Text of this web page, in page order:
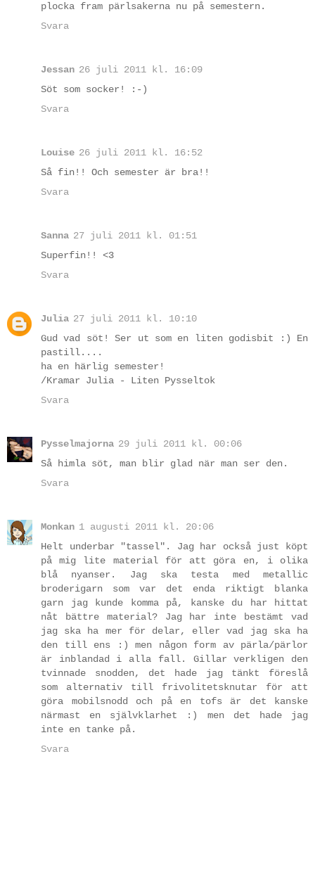
plocka fram pärlsakerna nu på semestern.
Svara
Jessan 26 juli 2011 kl. 16:09
Söt som socker! :-)
Svara
Louise 26 juli 2011 kl. 16:52
Så fin!! Och semester är bra!!
Svara
Sanna 27 juli 2011 kl. 01:51
Superfin!! <3
Svara
Julia 27 juli 2011 kl. 10:10
Gud vad söt! Ser ut som en liten godisbit :) En
pastill....
ha en härlig semester!
/Kramar Julia - Liten Pysseltok
Svara
Pysselmajorna 29 juli 2011 kl. 00:06
Så himla söt, man blir glad när man ser den.
Svara
Monkan 1 augusti 2011 kl. 20:06
Helt underbar "tassel". Jag har också just köpt
på mig lite material för att göra en, i olika
blå nyanser. Jag ska testa med metallic
broderigarn som var det enda riktigt blanka
garn jag kunde komma på, kanske du har hittat
nåt bättre material? Jag har inte bestämt vad
jag ska ha mer för delar, eller vad jag ska ha
den till ens :) men någon form av pärla/pärlor
är inblandad i alla fall. Gillar verkligen den
tvinnade snodden, det hade jag tänkt föreslå
som alternativ till frivolitetsknutar för att
göra mobilsnodd och på en tofs är det kanske
närmast en självklarhet :) men det hade jag
inte en tanke på.
Svara